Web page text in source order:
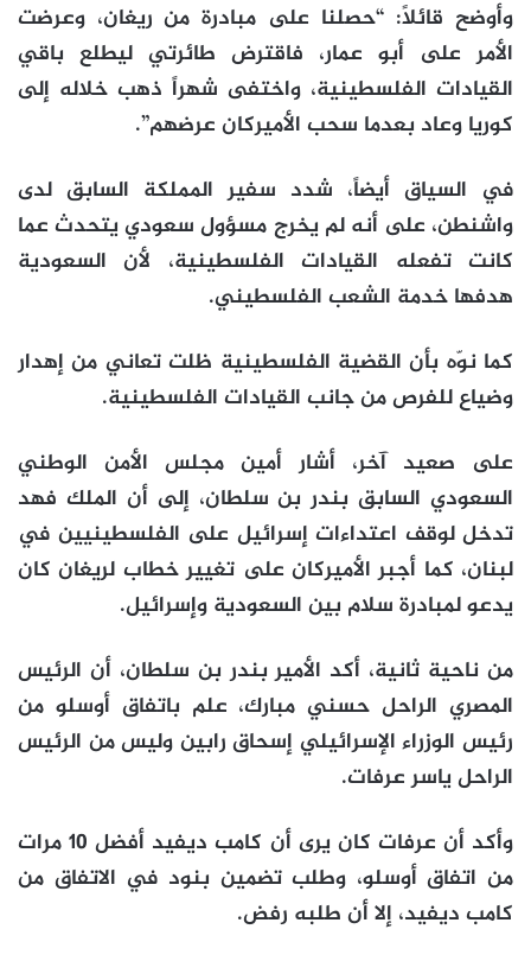
وأوضح قائلاً: “حصلنا على مبادرة من ريغان، وعرضت
الأمر على أبو عمار، فاقترض طائرتي ليطلع باقي
القيادات الفلسطينية، واختفى شهراً ذهب خلاله إلى
كوريا وعاد بعدما سحب الأميركان عرضهم‬”.
في السياق أيضاً، شدد سفير المملكة السابق لدى
واشنطن، على أنه لم يخرج مسؤول سعودي يتحدث عما
كانت تفعله القيادات الفلسطينية، لأن السعودية
هدفها خدمة الشعب الفلسطيني.
كما نوّه بأن القضية الفلسطينية ظلت تعاني من إهدار
وضياع للفرص من جانب القيادات الفلسطينية.
على صعيد آخر، أشار أمين مجلس الأمن الوطني
السعودي السابق بندر بن سلطان، إلى أن الملك فهد
تدخل لوقف اعتداءات إسرائيل على الفلسطينيين في
لبنان، كما أجبر الأميركان على تغيير خطاب لريغان كان
يدعو لمبادرة سلام بين السعودية وإسرائيل.
من ناحية ثانية، أكد ‎الأمير بندر بن سلطان، أن الرئيس
المصري الراحل حسني مبارك، علم باتفاق أوسلو من
رئيس الوزراء الإسرائيلي إسحاق رابين وليس من الرئيس
الراحل ياسر عرفات.
وأكد أن عرفات كان يرى أن كامب ديفيد أفضل 10 مرات
من اتفاق أوسلو، وطلب تضمين بنود في الاتفاق من
كامب ديفيد، إلا أن طلبه رفض.